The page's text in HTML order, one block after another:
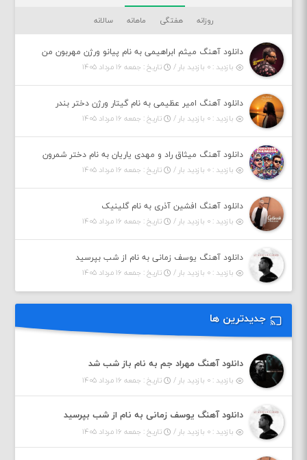
روزانه هفتگی ماهانه سالانه
دانلود آهنگ میثم ابراهیمی به نام پیانو ورژن مهربون من
بازدید : ۰ بازدید بار /
تاریخ : جمعه ۱۶ مرداد ۱۴۰۵
دانلود آهنگ امیر عظیمی به نام گیتار ورژن دختر بندر
بازدید : ۰ بازدید بار /
تاریخ : جمعه ۱۶ مرداد ۱۴۰۵
دانلود آهنگ میثاق راد و مهدی یاریان به نام دختر شمرون
بازدید : ۰ بازدید بار /
تاریخ : جمعه ۱۶ مرداد ۱۴۰۵
دانلود آهنگ افشین آذری به نام گلینیک
بازدید : ۰ بازدید بار /
تاریخ : جمعه ۱۶ مرداد ۱۴۰۵
دانلود آهنگ یوسف زمانی به نام از شب بپرسید
بازدید : ۰ بازدید بار /
تاریخ : جمعه ۱۶ مرداد ۱۴۰۵
جدیدترین ها
دانلود آهنگ مهراد جم به نام باز شب شد
بازدید : ۰ بازدید بار / تاریخ : جمعه ۱۶ مرداد ۱۴۰۵
دانلود آهنگ یوسف زمانی به نام از شب بپرسید
بازدید : ۰ بازدید بار / تاریخ : جمعه ۱۶ مرداد ۱۴۰۵